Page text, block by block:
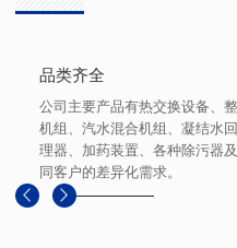
品类齐全
公司主要产品有热交换设备、整
机组、汽水混合机组、凝结水回
理器、加药装置、各种除污器及
同客户的差异化需求。